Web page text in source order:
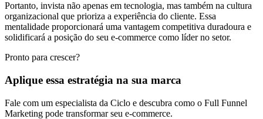
Portanto, invista não apenas em tecnologia, mas também na cultura
organizacional que prioriza a experiência do cliente. Essa
mentalidade proporcionará uma vantagem competitiva duradoura e
solidificará a posição do seu e-commerce como líder no setor.
Pronto para crescer?
Aplique essa estratégia na sua marca
Fale com um especialista da Ciclo e descubra como o Full Funnel
Marketing pode transformar seu e-commerce.